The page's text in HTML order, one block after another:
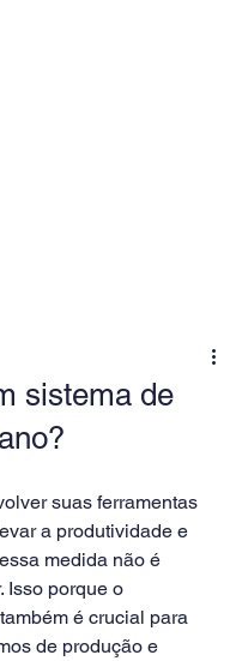
sistema de
suas ferramentas
a produtividade e
medida não é
Isso porque o
é crucial para
de produção e